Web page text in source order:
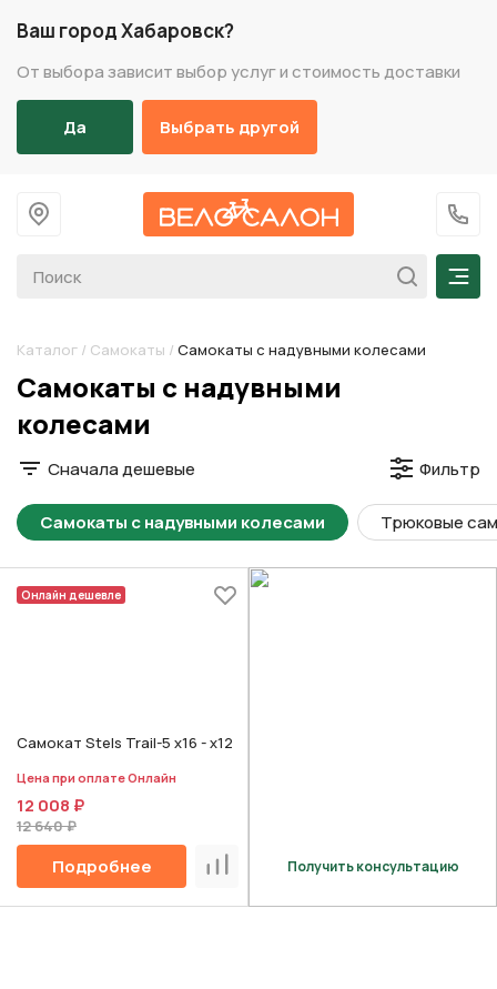
Ваш город Хабаровск?
От выбора зависит выбор услуг и стоимость доставки
Да Выбрать другой
На главную
+7
Каталог / Самокаты / Самокаты с надувными колесами
Разделы каталога
Самокаты с надувными
колесами
Сначала дешевые Фильтр
Трюковые
Самокаты с надувными колесами
Онлайн дешевле
Самокат Stels Trail-5 х16 - х12
Цена при оплате Онлайн
12 008 ₽
12 640 ₽
Подробнее СравнитьПолучить консультацию